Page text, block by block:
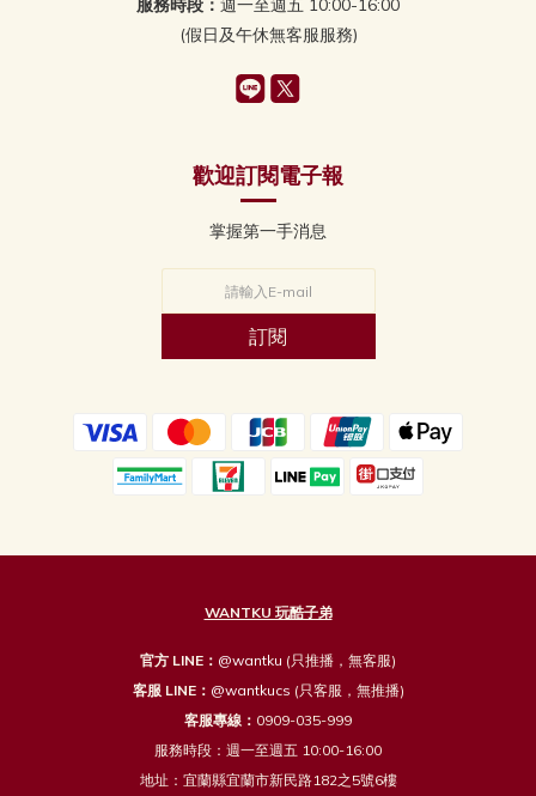
服務時段： 週一至週五 10:00-16:00
(假日及午休無客服服務)
歡迎訂閱電子報
掌握第一手消息
訂閱
WANTKU 玩酷子弟
官方 LINE： @wantku (只推播，無客服)
客服 LINE： @wantkucs (只客服，無推播)
客服專線： 0909-035-999
服務時段：週一至週五 10:00-16:00
地址：宜蘭縣宜蘭市新民路182之5號6樓